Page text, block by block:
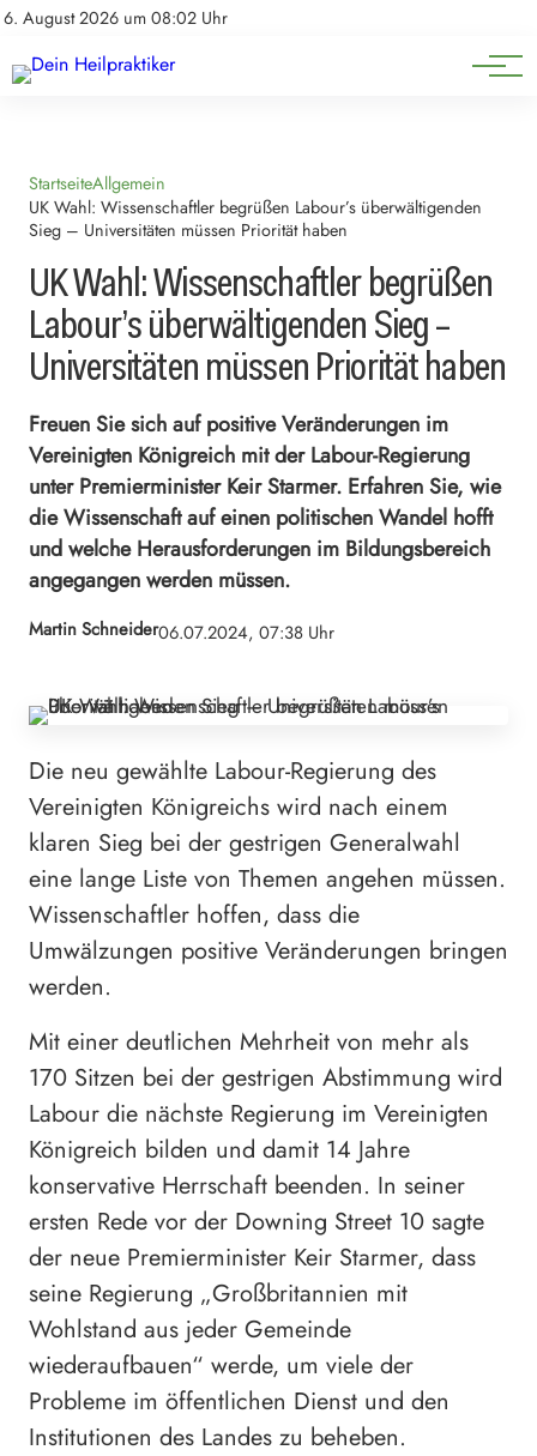
6. August 2026 um 08:02 Uhr
Impressum
Natürliche Medizin
Heilpflanzen & Kräuterkunde
StartseiteAllgemein
UK Wahl: Wissenschaftler begrüßen Labour’s überwältigenden
Sieg – Universitäten müssen Priorität haben
UK Wahl: Wissenschaftler begrüßen
Labour’s überwältigenden Sieg –
Universitäten müssen Priorität haben
Freuen Sie sich auf positive Veränderungen im
Vereinigten Königreich mit der Labour-Regierung
unter Premierminister Keir Starmer. Erfahren Sie, wie
die Wissenschaft auf einen politischen Wandel hofft
und welche Herausforderungen im Bildungsbereich
angegangen werden müssen.
Martin Schneider06.07.2024, 07:38 Uhr
Die neu gewählte Labour-Regierung des
Vereinigten Königreichs wird nach einem
klaren Sieg bei der gestrigen Generalwahl
eine lange Liste von Themen angehen müssen.
Wissenschaftler hoffen, dass die
Umwälzungen positive Veränderungen bringen
werden.
Mit einer deutlichen Mehrheit von mehr als
170 Sitzen bei der gestrigen Abstimmung wird
Labour die nächste Regierung im Vereinigten
Königreich bilden und damit 14 Jahre
konservative Herrschaft beenden. In seiner
ersten Rede vor der Downing Street 10 sagte
der neue Premierminister Keir Starmer, dass
seine Regierung „Großbritannien mit
Wohlstand aus jeder Gemeinde
wiederaufbauen“ werde, um viele der
Probleme im öffentlichen Dienst und den
Institutionen des Landes zu beheben.